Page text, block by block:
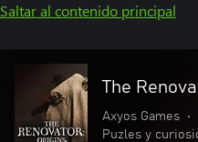
Saltar al contenido principal
The
Axyos Games •
Puzles y